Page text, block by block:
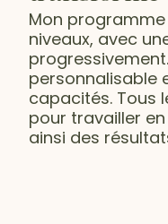
Mon
niveaux, avec
personnalisable
capacités. Tous
pour travailler
ainsi des